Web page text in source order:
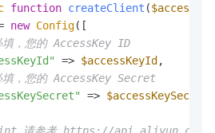
function createClient (
new Config([
，您的 AccessKey ID
=> $accessKeyId,
，您的 AccessKey Secret
=> $accessKeySecret
请参考 https://api.aliyun.com/